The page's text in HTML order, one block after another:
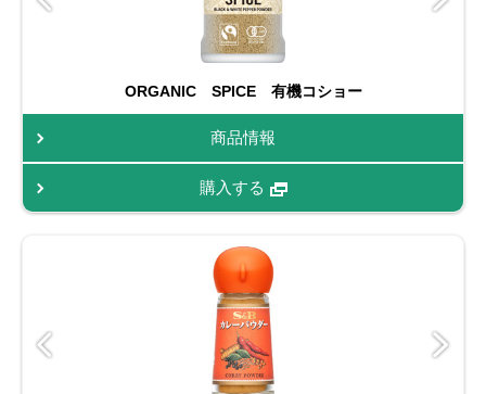
ORGANIC SPICE 有機コショー
商品情報
購入する